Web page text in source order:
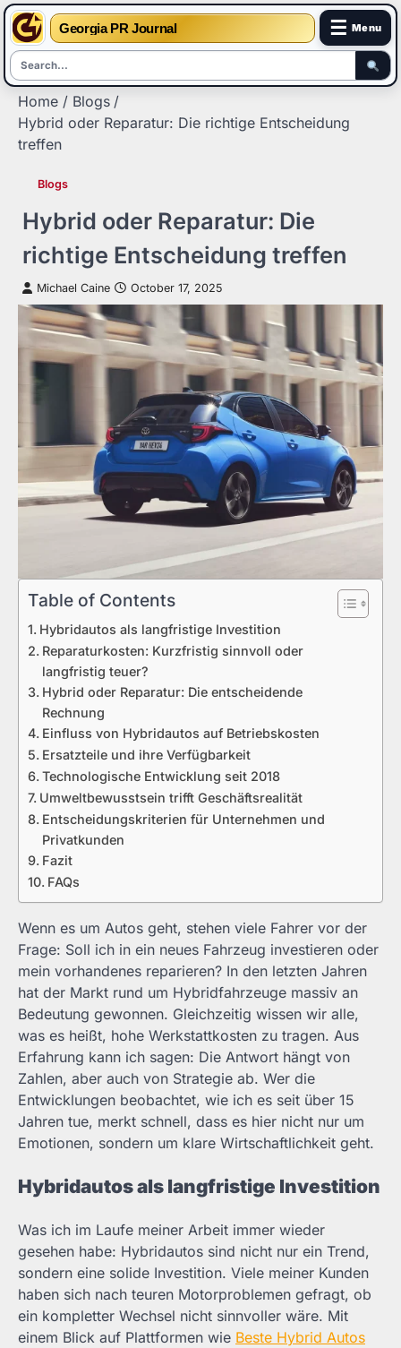
Georgia PR Journal ☰ Menu
Skip
content
Home
Blogs
Hybrid oder Reparatur: Die richtige Entscheidung
treffen
Blogs
Hybrid oder Reparatur: Die
richtige Entscheidung treffen
Michael Caine October 17, 2025
Table of Contents
Hybridautos als langfristige Investition
Reparaturkosten: Kurzfristig sinnvoll oder
langfristig teuer?
Hybrid oder Reparatur: Die entscheidende
Rechnung
Einfluss von Hybridautos auf Betriebskosten
Ersatzteile und ihre Verfügbarkeit
Technologische Entwicklung seit 2018
Umweltbewusstsein trifft Geschäftsrealität
Entscheidungskriterien für Unternehmen und
Privatkunden
Fazit
FAQs
Wenn es um Autos geht, stehen viele Fahrer vor der
Frage: Soll ich in ein neues Fahrzeug investieren oder
mein vorhandenes reparieren? In den letzten Jahren
hat der Markt rund um Hybridfahrzeuge massiv an
Bedeutung gewonnen. Gleichzeitig wissen wir alle,
was es heißt, hohe Werkstattkosten zu tragen. Aus
Erfahrung kann ich sagen: Die Antwort hängt von
Zahlen, aber auch von Strategie ab. Wer die
Entwicklungen beobachtet, wie ich es seit über 15
Jahren tue, merkt schnell, dass es hier nicht nur um
Emotionen, sondern um klare Wirtschaftlichkeit geht.
Hybridautos als langfristige Investition
Was ich im Laufe meiner Arbeit immer wieder
gesehen habe: Hybridautos sind nicht nur ein Trend,
sondern eine solide Investition. Viele meiner Kunden
haben sich nach teuren Motorproblemen gefragt, ob
ein kompletter Wechsel nicht sinnvoller wäre. Mit
einem Blick auf Plattformen wie Beste Hybrid Autos